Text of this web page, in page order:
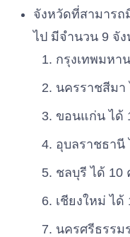
จังหวัดที่สามารถ
ไป มีจำนวน 9 จั
กรุงเทพมหา
นครราชสีมา
ขอนแก่น ได้
อุบลราชธานี
ชลบุรี ได้ 10
เชียงใหม่ ได้
นครศรีธรรม